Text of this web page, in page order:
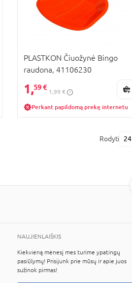
PLASTKON Čiuožynė Bingo
raudona, 41106230
1,59 €
1,99 €
Perkant papildomą prekę internetu
Rodyti 24
NAUJIENLAIŠKIS
Kiekvieną mėnesį mes turime ypatingų
pasiūlymų! Prisijunk prie mūsų ir apie juos
sužinok pirmas!